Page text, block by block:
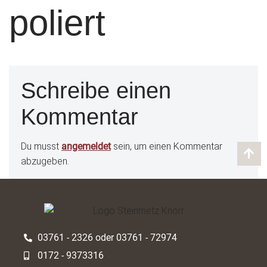
poliert
Schreibe einen
Kommentar
Du musst angemeldetsein, um einen Kommentar
abzugeben.
03761 - 2326 oder 03761 - 72974
0172 - 9373316